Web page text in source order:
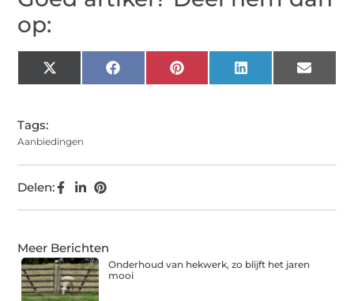
op:
X
(Twitter)
Facebook Pinterest LinkedIn Email
Tags:
Aanbiedingen
Delen:
Meer Berichten
Onderhoud van hekwerk, zo blijft het jaren
mooi